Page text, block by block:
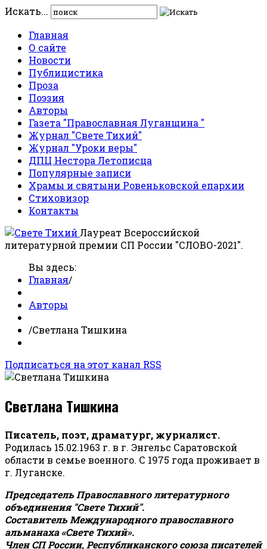
Искать...
Главная
О сайте
Новости
Публицистика
Проза
Поэзия
Авторы
Газета "Православная Луганщина "
Журнал "Свете Тихий"
Журнал "Уроки веры"
ДПЦ Нестора Летописца
Популярные записи
Храмы и святыни Ровеньковской епархии
Стиховизор
Контакты
Лауреат Всероссийской
литературной премии СП России "СЛОВО-2021".
Вы здесь:
Главная/
Авторы
/Светлана Тишкина
Подписаться на этот канал RSS
Светлана Тишкина
Писатель, поэт, драматург, журналист.
Родилась 15.02.1963 г. в г. Энгельс Саратовской
области в семье военного. С 1975 года проживает в
г. Луганске.
Председатель Православного литературного
объединения "Свете Тихий".
Составитель Международного православного
альманаха «Свете Тихий».
Член СП России, Республиканского союза писателей